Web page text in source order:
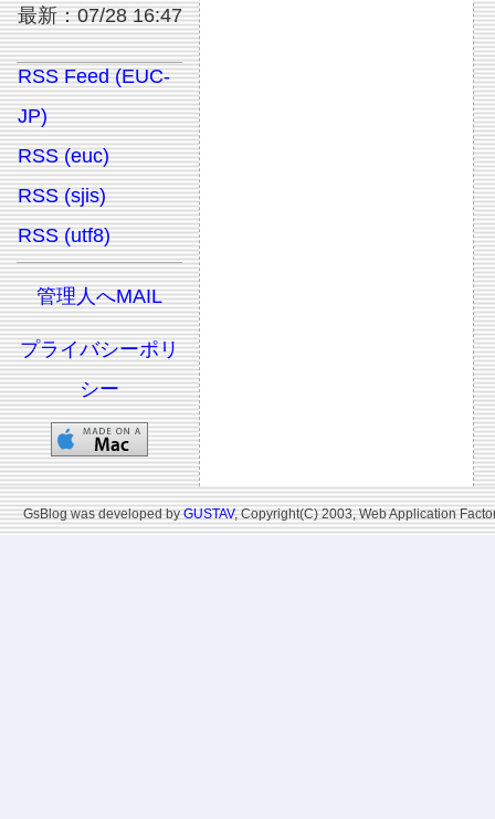
最新：07/28 16:47
RSS Feed (EUC-
JP)
RSS (euc)
RSS (sjis)
RSS (utf8)
管理人へMAIL
プライバシーポリ
シー
GsBlog was developed byGUSTAV, Copyright(C) 2003, Web Application